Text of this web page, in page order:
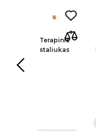
Terapinis
staliukas